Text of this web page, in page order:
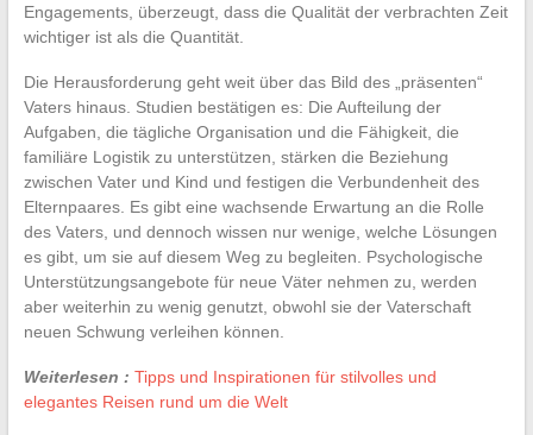
Engagements, überzeugt, dass die Qualität der verbrachten Zeit
wichtiger ist als die Quantität.
Die Herausforderung geht weit über das Bild des „präsenten“
Vaters hinaus. Studien bestätigen es: Die Aufteilung der
Aufgaben, die tägliche Organisation und die Fähigkeit, die
familiäre Logistik zu unterstützen, stärken die Beziehung
zwischen Vater und Kind und festigen die Verbundenheit des
Elternpaares. Es gibt eine wachsende Erwartung an die Rolle
des Vaters, und dennoch wissen nur wenige, welche Lösungen
es gibt, um sie auf diesem Weg zu begleiten. Psychologische
Unterstützungsangebote für neue Väter nehmen zu, werden
aber weiterhin zu wenig genutzt, obwohl sie der Vaterschaft
neuen Schwung verleihen können.
Weiterlesen : Tipps und Inspirationen für stilvolles und
elegantes Reisen rund um die Welt